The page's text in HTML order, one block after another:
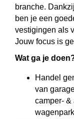
branche.
ben je een
vestigingen als
Jouw focus is
Wat ga je
Handel
van
camper- &